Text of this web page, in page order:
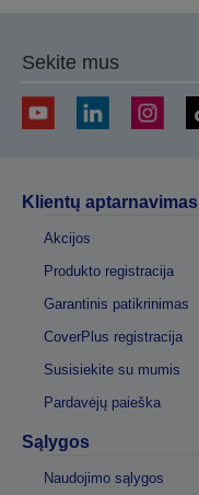
Sekite mus
Klientų aptarnavimas
Akcijos
Produkto registracija
Garantinis patikrinimas
CoverPlus registracija
Susisiekite su mumis
Pardavėjų paieška
Sąlygos
Naudojimo sąlygos